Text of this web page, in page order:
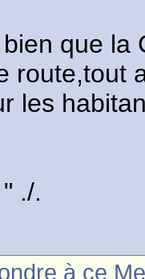
que la
route,tout
les
./.
à ce